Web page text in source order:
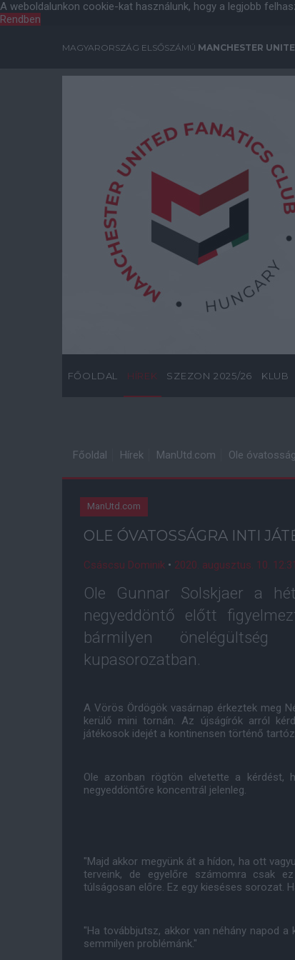
A weboldalunkon cookie-kat használunk, hogy a legjobb
Rendben
MAGYARORSZÁG ELSŐSZÁMÚ MANCHESTER
FŐOLDAL HÍREK SZEZON 2025/26 KLUB
Főoldal Hírek ManUtd.com Ole
ManUtd.com
OLE ÓVATOSSÁGRA INTI
Csáscsu Dominik • 2020. augusztus. 10. 12:31
Ole Gunnar Solskjaer a
negyeddöntő előtt
bármilyen
kupasorozatban.
A Vörös Ördögök vasárnap érkeztek meg
kerülő mini tornán. Az újságírók arról
játékosok idejét a kontinensen történő
Ole azonban rögtön elvetette a
negyeddöntőre koncentrál jelenleg.
"Majd akkor megyünk át a hídon, ha ott
terveink, de egyelőre számomra csak
túlságosan előre. Ez egy kieséses sorozat.
"Ha továbbjutsz, akkor van néhány napod
semmilyen problémánk."